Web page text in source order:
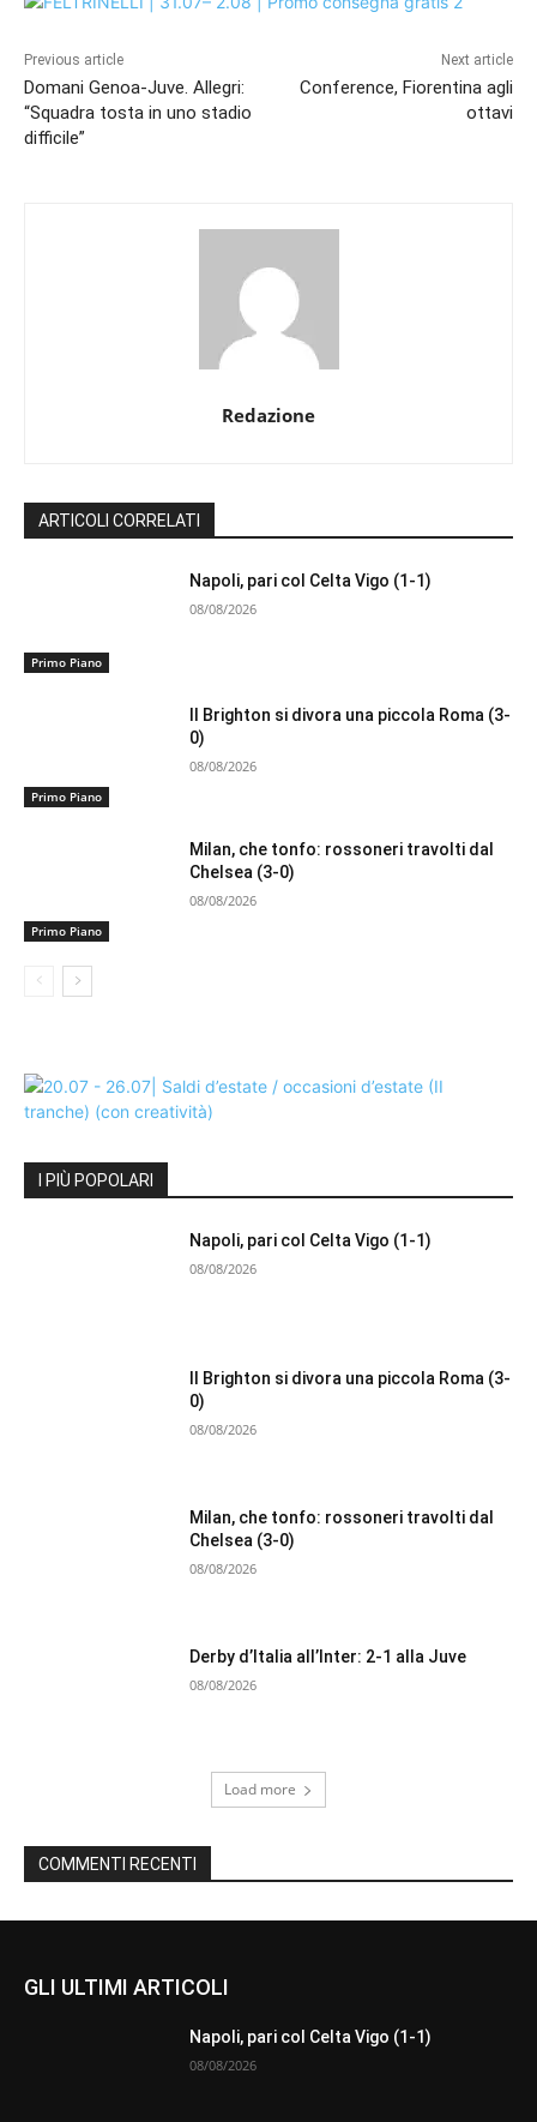
Previous article
Domani Genoa-Juve. Allegri:
“Squadra tosta in uno stadio
difficile”
Next article
Conference, Fiorentina agli
ottavi
Redazione
ARTICOLI CORRELATI
Primo Piano
Napoli, pari col Celta Vigo (1-1)
08/08/2026
Primo Piano
Il Brighton si divora una piccola Roma (3-
0)
08/08/2026
Primo Piano
Milan, che tonfo: rossoneri travolti dal
Chelsea (3-0)
08/08/2026
I PIÙ POPOLARI
Napoli, pari col Celta Vigo (1-1)
08/08/2026
Il Brighton si divora una piccola Roma (3-
0)
08/08/2026
Milan, che tonfo: rossoneri travolti dal
Chelsea (3-0)
08/08/2026
Derby d’Italia all’Inter: 2-1 alla Juve
08/08/2026
Load more
COMMENTI RECENTI
GLI ULTIMI ARTICOLI
Napoli, pari col Celta Vigo (1-1)
08/08/2026